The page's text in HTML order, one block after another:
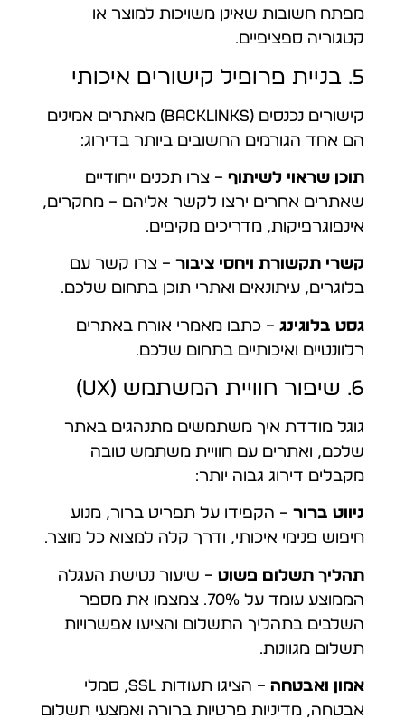
מפתח חשובות שאינן משויכות למוצר או
קטגוריה ספציפיים.
5. בניית פרופיל קישורים איכותי
קישורים נכנסים (Backlinks) מאתרים אמינים
הם אחד הגורמים החשובים ביותר בדירוג:
תוכן שראוי לשיתוף – צרו תכנים ייחודיים
שאתרים אחרים ירצו לקשר אליהם – מחקרים,
אינפוגרפיקות, מדריכים מקיפים.
קשרי תקשורת ויחסי ציבור – צרו קשר עם
בלוגרים, עיתונאים ואתרי תוכן בתחום שלכם.
גסט בלוגינג – כתבו מאמרי אורח באתרים
רלוונטיים ואיכותיים בתחום שלכם.
6. שיפור חוויית המשתמש (UX)
גוגל מודדת איך משתמשים מתנהגים באתר
שלכם, ואתרים עם חוויית משתמש טובה
מקבלים דירוג גבוה יותר:
ניווט ברור – הקפידו על תפריט ברור, מנוע
חיפוש פנימי איכותי, ודרך קלה למצוא כל מוצר.
תהליך תשלום פשוט – שיעור נטישת העגלה
הממוצע עומד על 70%. צמצמו את מספר
השלבים בתהליך התשלום והציעו אפשרויות
תשלום מגוונות.
אמון ואבטחה
– הציגו תעודות SSL, סמלי
אבטחה, מדיניות פרטיות ברורה ואמצעי תשלום